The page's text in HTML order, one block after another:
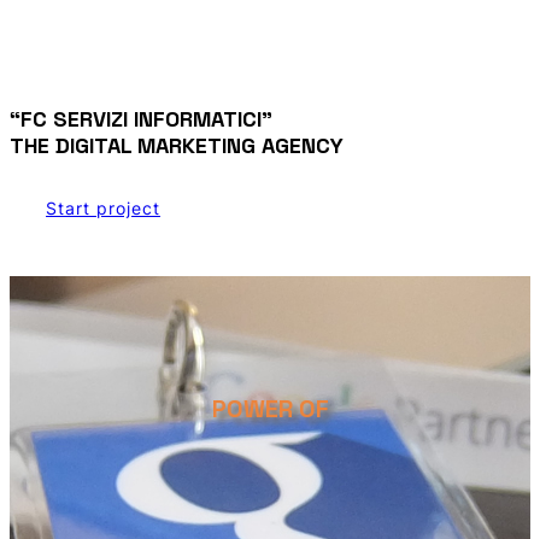
“FC SERVIZI INFORMATICI”
THE DIGITAL MARKETING AGENCY
Start project
POWER OF